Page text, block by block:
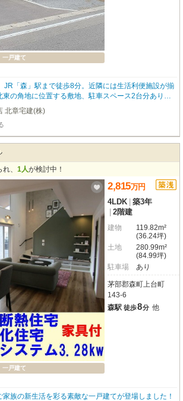
一戸建て
JR「森」駅まで徒歩8分。近隣には生活利便施設が揃
の角地に位置する敷地、駐車スペース2台分あり
密高断熱トリプルガラスサッシを採用、太陽光発電3.
化仕様。・1階は広々とした18.8帖のLDK、リビング
放的です。・2階には多用途に活用可能なファミリ
クローゼットがあります。・お問合せの際は【物件
だけるとスムーズにご対応できます。
北章宅建(株)
れ、 1人が検討中！
一戸建て
2,815万円
4LDK 築3年
2階建
建物
119.82m²
(36.24坪)
土地
280.99m²
(84.99坪)
駐車場
あり
茅部郡森町上台町
143-6
森駅 徒歩8分 他
族の新生活を彩る素敵な一戸建てが登場しました！